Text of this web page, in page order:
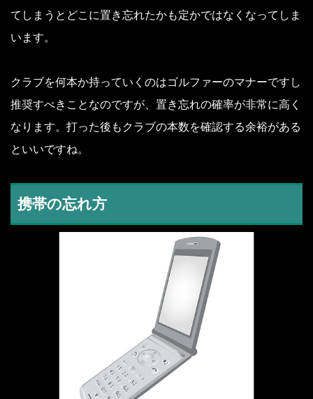
てしまうとどこに置き忘れたかも定かではなくなってしま
います。
クラブを何本か持っていくのはゴルファーのマナーですし
推奨すべきことなのですが、置き忘れの確率が非常に高く
なります。打った後もクラブの本数を確認する余裕がある
といいですね。
携帯の忘れ方